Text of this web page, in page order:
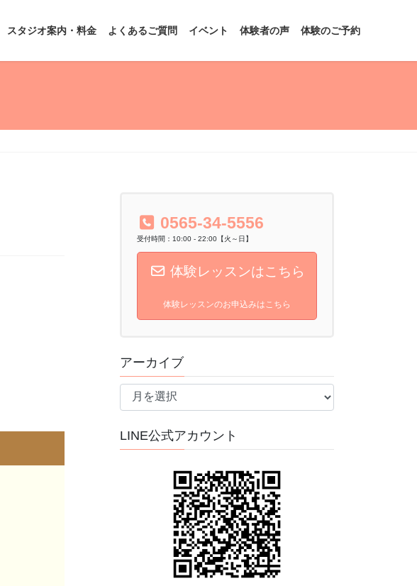
スタジオ案内・料金 よくあるご質問 イベント 体験者の声 体験のご予約
0565-34-5556
受付時間：10:00 - 22:00【火～日】
体験レッスンはこちら
体験レッスンのお申込みはこちら
アーカイブ
ア
イ
ブ
LINE公式アカウント